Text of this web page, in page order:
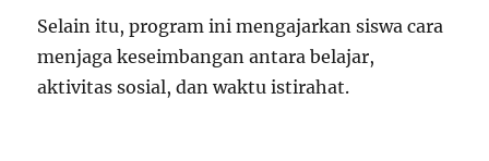
Selain itu, program ini mengajarkan siswa cara
menjaga keseimbangan antara belajar,
aktivitas sosial, dan waktu istirahat.